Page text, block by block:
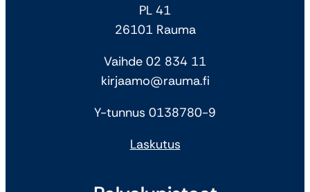
PL 41
26101 Rauma
Vaihde 02 834 11
kirjaamo@rauma.fi
Y-tunnus 0138780-9
Laskutus